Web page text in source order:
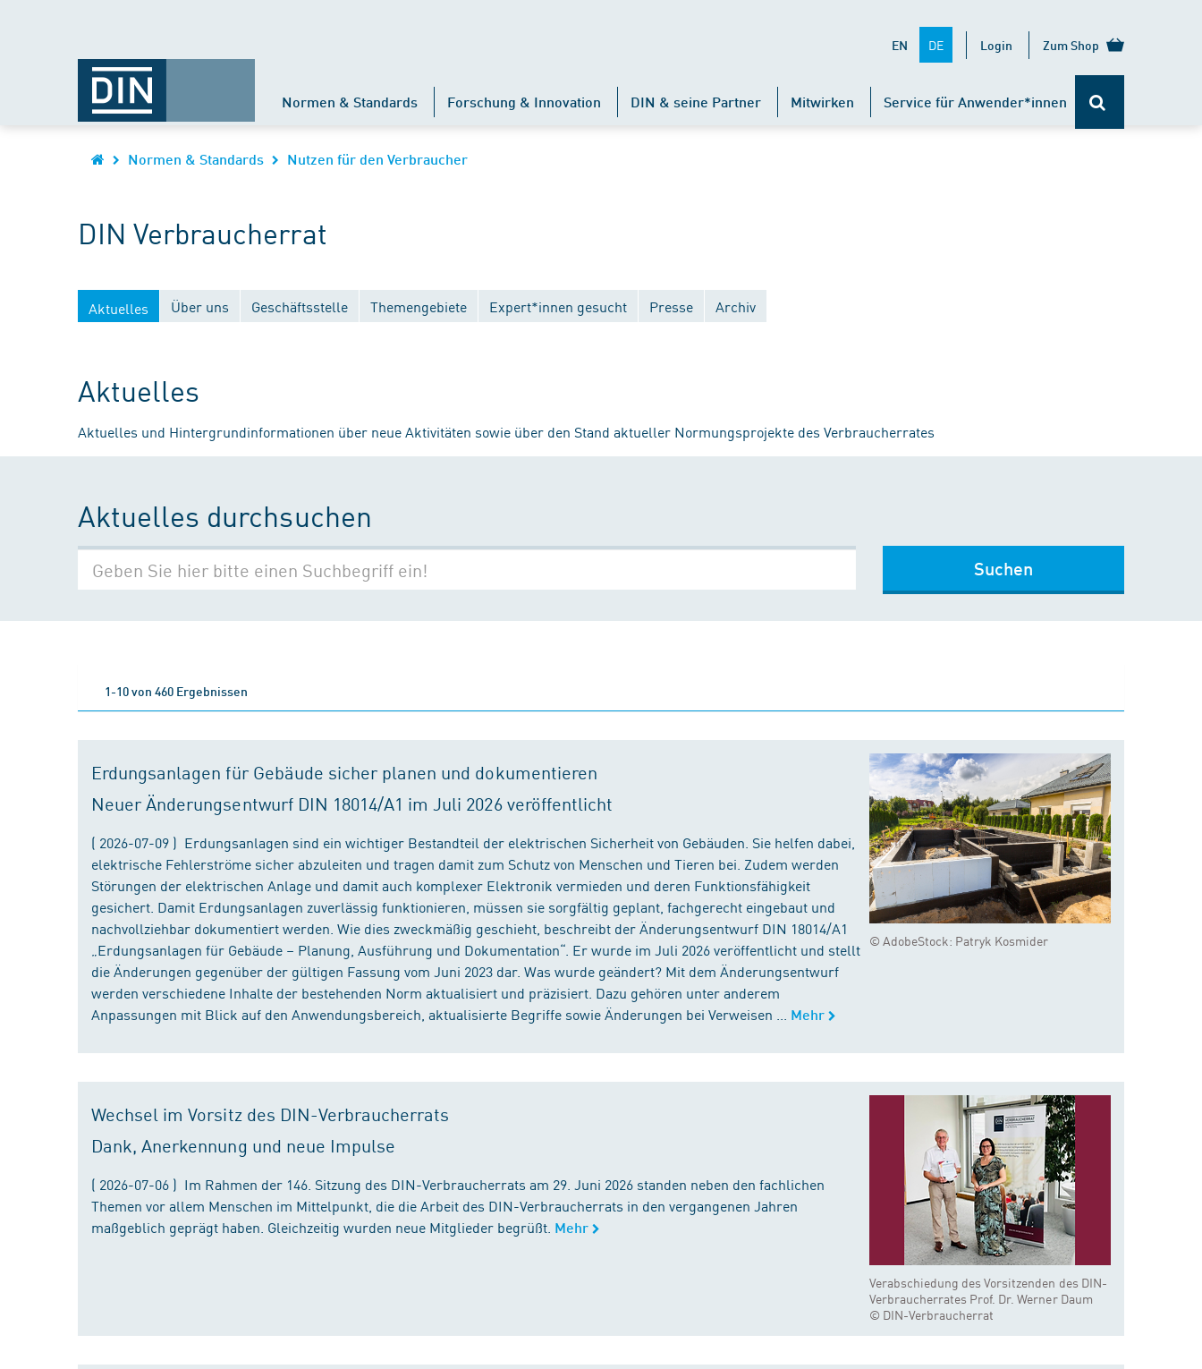
EN DE Login Zum Shop
Normen & Standards Forschung & Innovation DIN & seine Partner Mitwirken Service für Anwender*innen
Normen & Standards Nutzen für den Verbraucher
DIN Verbraucherrat
Aktuelles Über uns Geschäftsstelle Themengebiete Expert*innen gesucht Presse Archiv
Aktuelles
Aktuelles und Hintergrundinformationen über neue Aktivitäten sowie über den Stand aktueller Normungsprojekte des Verbraucherrates
Aktuelles durchsuchen
Suchen
1-10 von 460 Ergebnissen
© AdobeStock: Patryk Kosmider
Erdungsanlagen für Gebäude sicher planen und dokumentieren
Neuer Änderungsentwurf DIN 18014/A1 im Juli 2026 veröffentlicht
( 2026-07-09 ) Erdungsanlagen sind ein wichtiger Bestandteil der elektrischen Sicherheit von Gebäuden. Sie helfen dabei,
elektrische Fehlerströme sicher abzuleiten und tragen damit zum Schutz von Menschen und Tieren bei. Zudem werden
Störungen der elektrischen Anlage und damit auch komplexer Elektronik vermieden und deren Funktionsfähigkeit
gesichert. Damit Erdungsanlagen zuverlässig funktionieren, müssen sie sorgfältig geplant, fachgerecht eingebaut und
nachvollziehbar dokumentiert werden. Wie dies zweckmäßig geschieht, beschreibt der Änderungsentwurf DIN 18014/A1
„Erdungsanlagen für Gebäude – Planung, Ausführung und Dokumentation“. Er wurde im Juli 2026 veröffentlicht und stellt
die Änderungen gegenüber der gültigen Fassung vom Juni 2023 dar. Was wurde geändert? Mit dem Änderungsentwurf
werden verschiedene Inhalte der bestehenden Norm aktualisiert und präzisiert. Dazu gehören unter anderem
Anpassungen mit Blick auf den Anwendungsbereich, aktualisierte Begriffe sowie Änderungen bei Verweisen ...
Mehr
Verabschiedung des Vorsitzenden des DIN-
Verbraucherrates Prof. Dr. Werner Daum
© DIN-Verbraucherrat
Wechsel im Vorsitz des DIN-Verbraucherrats
Dank, Anerkennung und neue Impulse
( 2026-07-06 ) Im Rahmen der 146. Sitzung des DIN-Verbraucherrats am 29. Juni 2026 standen neben den fachlichen
Themen vor allem Menschen im Mittelpunkt, die die Arbeit des DIN-Verbraucherrats in den vergangenen Jahren
maßgeblich geprägt haben. Gleichzeitig wurden neue Mitglieder begrüßt. Mehr